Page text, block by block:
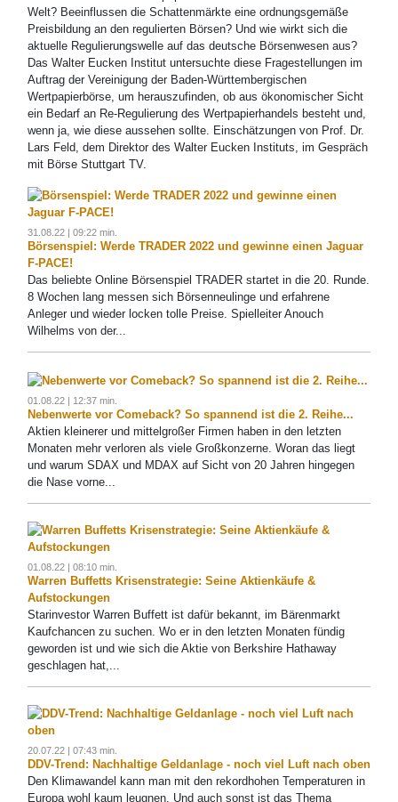
Welt? Beeinflussen die Schattenmärkte eine ordnungsgemäße
Preisbildung an den regulierten Börsen? Und wie wirkt sich die
aktuelle Regulierungswelle auf das deutsche Börsenwesen aus?
Das Walter Eucken Institut untersuchte diese Fragestellungen im
Auftrag der Vereinigung der Baden-Württembergischen
Wertpapierbörse, um herauszufinden, ob aus ökonomischer Sicht
ein Bedarf an Re-Regulierung des Wertpapierhandels besteht und,
wenn ja, wie diese aussehen sollte. Einschätzungen von Prof. Dr.
Lars Feld, dem Direktor des Walter Eucken Instituts, im Gespräch
mit Börse Stuttgart TV.
31.08.22 | 09:22 min.
Börsenspiel: Werde TRADER 2022 und gewinne einen Jaguar
F-PACE!
Das beliebte Online Börsenspiel TRADER startet in die 20. Runde.
8 Wochen lang messen sich Börsenneulinge und erfahrene
Anleger und wieder locken tolle Preise. Spielleiter Anouch
Wilhelms von der...
01.08.22 | 12:37 min.
Nebenwerte vor Comeback? So spannend ist die 2. Reihe...
Aktien kleinerer und mittelgroßer Firmen haben in den letzten
Monaten mehr verloren als viele Großkonzerne. Woran das liegt
und warum SDAX und MDAX auf Sicht von 20 Jahren hingegen
die Nase vorne...
01.08.22 | 08:10 min.
Warren Buffetts Krisenstrategie: Seine Aktienkäufe &
Aufstockungen
Starinvestor Warren Buffett ist dafür bekannt, im Bärenmarkt
Kaufchancen zu suchen. Wo er in den letzten Monaten fündig
geworden ist und wie sich die Aktie von Berkshire Hathaway
geschlagen hat,...
20.07.22 | 07:43 min.
DDV-Trend: Nachhaltige Geldanlage - noch viel Luft nach oben
Den Klimawandel kann man mit den rekordhohen Temperaturen in
Europa wohl kaum leugnen. Und auch sonst ist das Thema